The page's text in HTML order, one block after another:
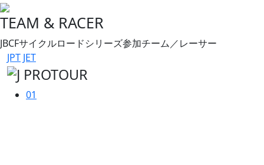
TEAM & RACER
JBCFサイクルロードシリーズ参加チーム／レーサー
JPT JET
01